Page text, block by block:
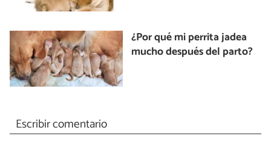
¿Por qué mi perrita jadea
mucho después del parto?
Escribir comentario